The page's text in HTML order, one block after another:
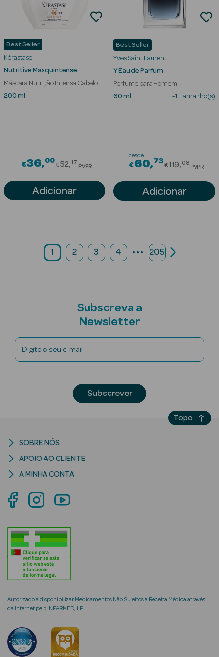
Ver Tudo
Eau de Toilette
Perfumes
Unissexo
Eau de Parfum
Águas de
Colónia
Best Seller
Kérastase
Nutritive Masquintense
Máscara Nutrição Intensa Cabelo
Muito Seco
200 ml
€36 00Price reduced from
€52 17
PVPR
Adicionar
Best Seller
Yves Saint Laurent
Y Eau de Parfum
Perfume para Homem
60 ml
+1 Tamanho(s)
desde
€60 73Price
€119 08
PVPR
Adicionar
1 2 3 4 ... 205
Subscreva a
Newsletter
Digite o seu e-mail
Subscrever
Autorizado a disponibilizar Medicamentos Não Sujeitos a Receita Médica através
da Internet pelo INFARMED, I.P.
SOBRE NÓS
APOIO AO CLIENTE
A MINHA CONTA
Topo